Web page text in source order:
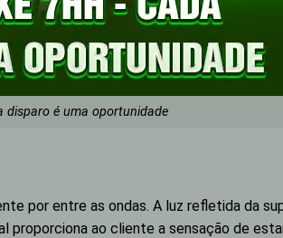
disparo é uma oportunidade
por entre as ondas. A luz refletida da
proporciona ao cliente a sensação de